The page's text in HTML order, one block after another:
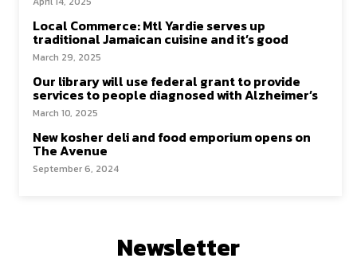
Local Commerce: Mtl Yardie serves up
traditional Jamaican cuisine and it’s good
March 29, 2025
Our library will use federal grant to provide
services to people diagnosed with Alzheimer’s
March 10, 2025
New kosher deli and food emporium opens on
The Avenue
September 6, 2024
Newsletter